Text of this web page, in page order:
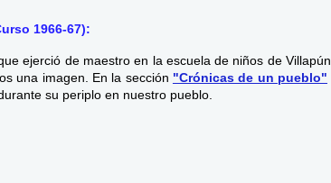
1966-67):
ejerció de maestro en la escuela de niños de Villapún
una imagen. En la sección "Crónicas de un pueblo"
su periplo en nuestro pueblo.